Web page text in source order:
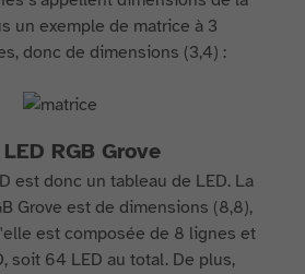
un exemple de matrice à 3
donc de dimensions (3,4) :
RGB Grove
est donc un tableau de LED. La
Grove est de dimensions (8,8),
est composée de 8 lignes et
soit 64 LED au total. De plus,